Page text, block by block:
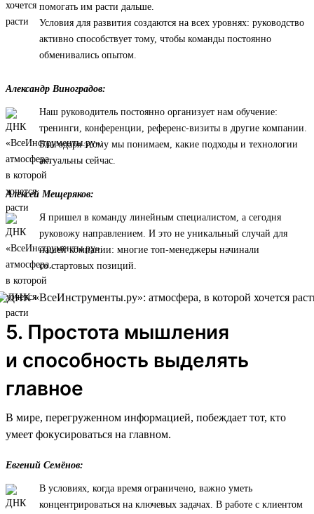
помогать им расти дальше.
Условия для развития создаются на всех уровнях: руководство
активно способствует тому, чтобы команды постоянно
обменивались опытом.
Александр Виноградов:
Наш руководитель постоянно организует нам обучение:
тренинги, конференции, референс-визиты в другие компании.
Благодаря этому мы понимаем, какие подходы и технологии
актуальны сейчас.
Алексей Мещеряков:
Я пришел в команду линейным специалистом, а сегодня
руковожу направлением. И это не уникальный случай для
нашей компании: многие топ-менеджеры начинали
со стартовых позиций.
5. Простота мышления
и способность выделять
главное
В мире, перегруженном информацией, побеждает тот, кто
умеет фокусироваться на главном.
Евгений Семёнов:
В условиях, когда время ограничено, важно уметь
концентрироваться на ключевых задачах. В работе с клиентом